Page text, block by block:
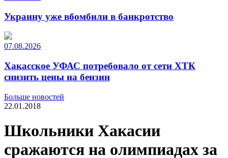
Украину уже вбомбили в банкротство
07.08.2026
Хакасское УФАС потребовало от сети ХТК
снизить цены на бензин
Больше новостей
22.01.2018
Школьники Хакасии
сражаются на олимпиадах за